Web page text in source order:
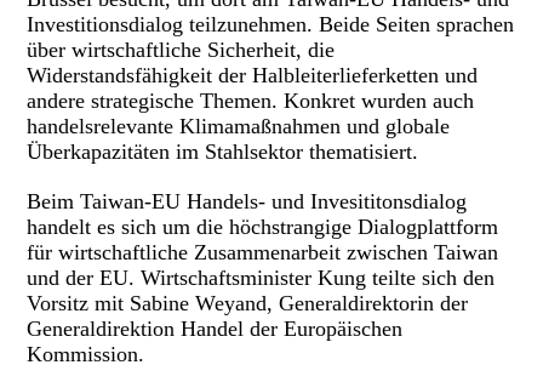
Investitionsdialog teilzunehmen. Beide Seiten sprachen
über wirtschaftliche Sicherheit, die
Widerstandsfähigkeit der Halbleiterlieferketten und
andere strategische Themen. Konkret wurden auch
handelsrelevante Klimamaßnahmen und globale
Überkapazitäten im Stahlsektor thematisiert.
Beim Taiwan-EU Handels- und Invesititonsdialog
handelt es sich um die höchstrangige Dialogplattform
für wirtschaftliche Zusammenarbeit zwischen Taiwan
und der EU. Wirtschaftsminister Kung teilte sich den
Vorsitz mit Sabine Weyand, Generaldirektorin der
Generaldirektion Handel der Europäischen
Kommission.